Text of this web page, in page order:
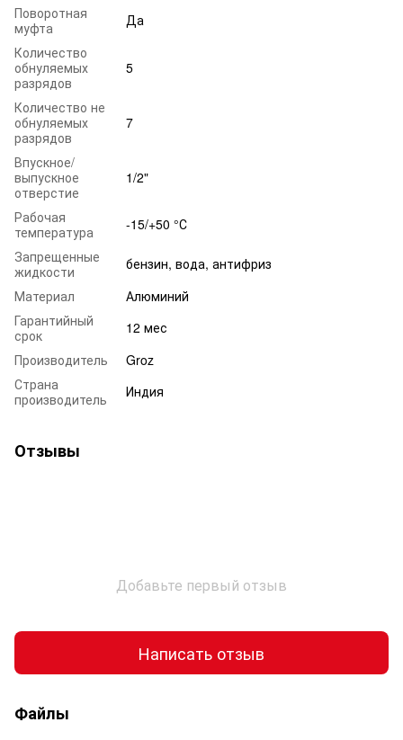
Поворотная
муфта
Да
Количество
обнуляемых
разрядов
5
Количество не
обнуляемых
разрядов
7
Впускное/
выпускное
отверстие
1/2"
Рабочая
температура
-15/+50 °С
Запрещенные
жидкости
бензин, вода, антифриз
Материал
Алюминий
Гарантийный
срок
12 мес
Производитель
Groz
Страна
производитель
Индия
Отзывы
Добавьте первый отзыв
Написать отзыв
Файлы